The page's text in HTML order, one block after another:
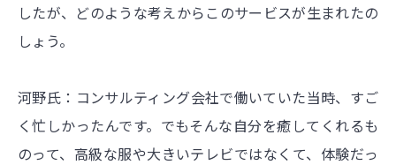
したが、どのような考えからこのサービスが生まれたの
しょう。
河野氏：コンサルティング会社で働いていた当時、すご
く忙しかったんです。でもそんな自分を癒してくれるも
のって、高級な服や大きいテレビではなくて、体験だっ